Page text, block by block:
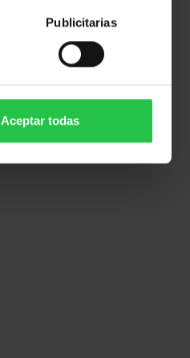
Publicitarias
Aceptar todas